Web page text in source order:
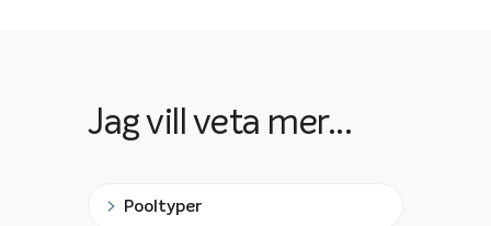
Jag vill veta mer...
Pooltyper